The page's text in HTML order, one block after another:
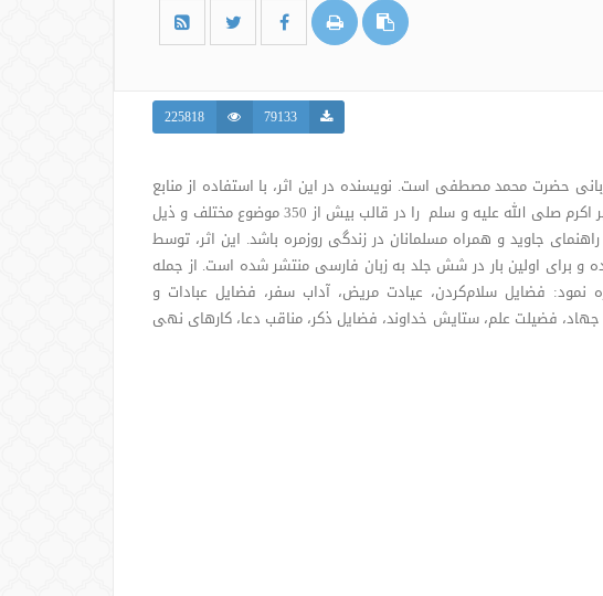
79133
225818
حضرت محمد مصطفی است. نویسنده در این اثر، با استفاده از منابع
موثق روایی، گزیده‌ای از سخنان گهربار پیامبر اکرم صلی الله علیه و سلم را در قالب بیش از 350 موضوع مختلف و ذیل
جاوید و همراه مسلمانان در زندگی روزمره باشد. این اثر، توسط
و برای اولین بار در شش جلد به زبان فارسی منتشر شده است. از جمله
نمود: فضایل سلام‌کردن، عیادت مریض، آداب سفر، فضایل عبادات و
فضیلت علم، ستایش خداوند، فضایل ذکر، مناقب دعا، کارهای نهی